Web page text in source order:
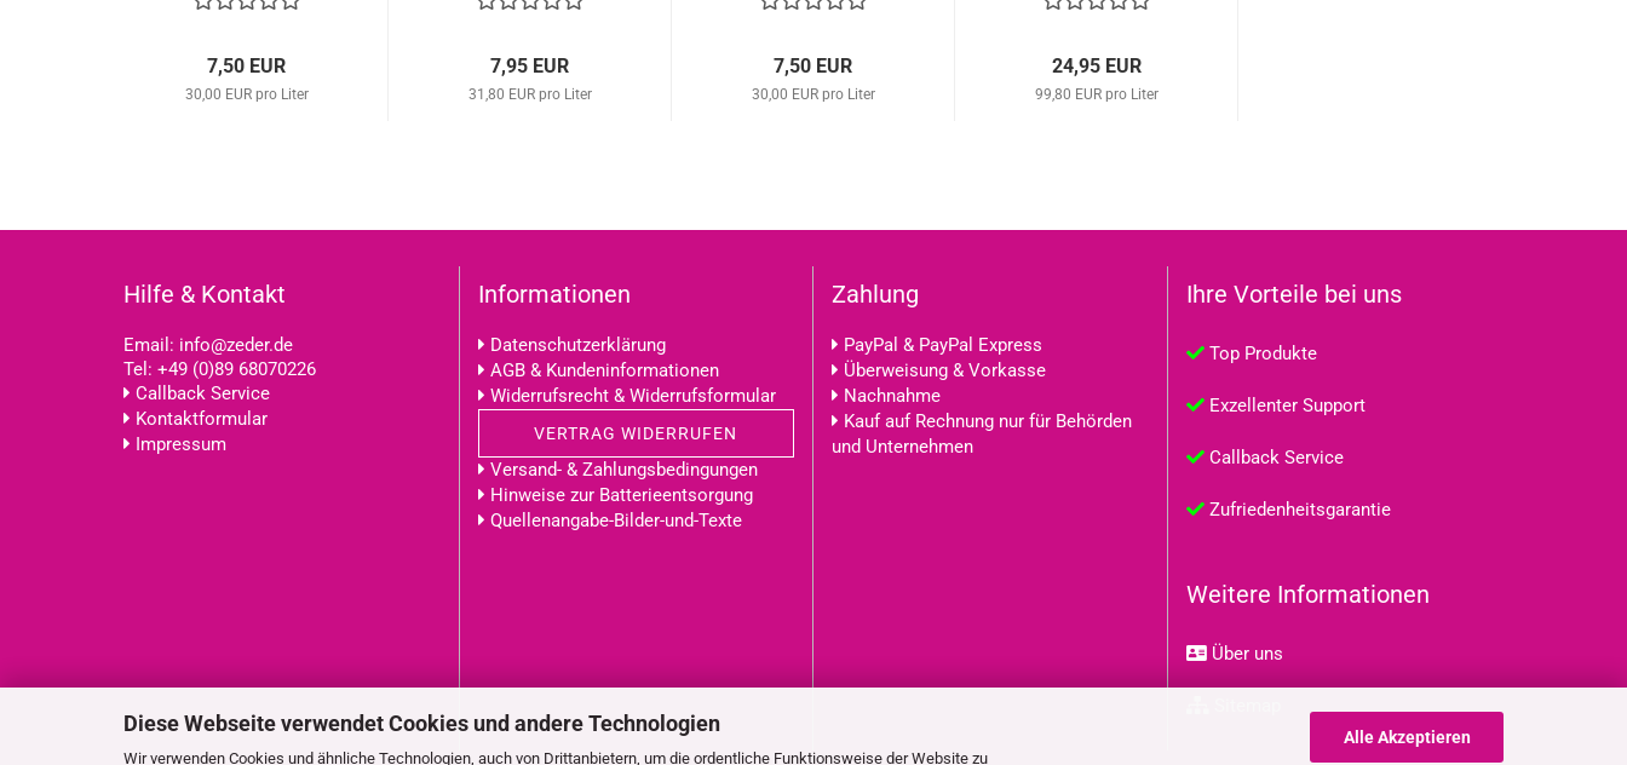
Diese Webseite verwendet Cookies und andere Technologien
Wir verwenden Cookies und ähnliche Technologien, auch von Drittanbietern, um die ordentliche Funktionsweise der Website zu
Alle Akzeptieren
7,50 EUR
30,00 EUR pro Liter
7,95 EUR
31,80 EUR pro Liter
7,50 EUR
30,00 EUR pro Liter
24,95 EUR
99,80 EUR pro Liter
Hilfe & Kontakt
Email: info@zeder.de
Tel: +49 (0)89 68070226
Callback Service
Kontaktformular
Impressum
Informationen
Datenschutzerklärung
AGB & Kundeninformationen
Widerrufsrecht & Widerrufsformular
VERTRAG WIDERRUFEN
Versand- & Zahlungsbedingungen
Hinweise zur Batterieentsorgung
Quellenangabe-Bilder-und-Texte
Zahlung
PayPal & PayPal Express
Überweisung & Vorkasse
Nachnahme
Kauf auf Rechnung nur für Behörden
und Unternehmen
Ihre Vorteile bei uns
Top Produkte
Exzellenter Support
Callback Service
Zufriedenheitsgarantie
Weitere Informationen
Über uns